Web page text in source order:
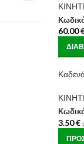
60.00
3.50€